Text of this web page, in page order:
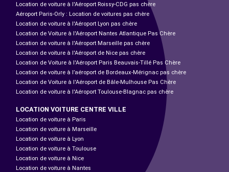
Location de voiture à l'Aéroport Roissy-CDG pas chère
Aéroport Paris-Orly : Location de voitures pas chère
Location de voiture à l'Aéroport Lyon pas chère
Location de Voiture à l'Aéroport Nantes Atlantique Pas Chère
Location de voiture à l'Aéroport Marseille pas chère
Location de voiture à l'Aéroport de Nice pas chère
Location de Voiture à l'Aéroport Paris Beauvais-Tillé Pas Chère
Location de voiture à l’aéroport de Bordeaux-Mérignac pas chère
Location de Voiture à l'Aéroport de Bâle-Mulhouse Pas Chère
Location de voiture à l'Aéroport Toulouse-Blagnac pas chère
LOCATION VOITURE CENTRE VILLE
Location de voiture à Paris
Location de voiture à Marseille
Location de voiture à Lyon
Location de voiture à Toulouse
Location de voiture à Nice
Location de voiture à Nantes